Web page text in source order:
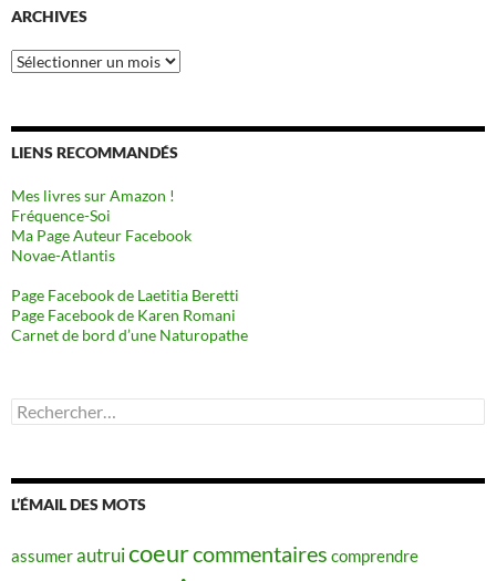
ARCHIVES
Archives
LIENS RECOMMANDÉS
Mes livres sur Amazon !
Fréquence-Soi
Ma Page Auteur Facebook
Novae-Atlantis
Page Facebook de Laetitia Beretti
Page Facebook de Karen Romani
Carnet de bord d’une Naturopathe
Rechercher :
L’ÉMAIL DES MOTS
assumerautruicoeurcommentaires comprendre